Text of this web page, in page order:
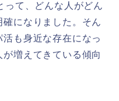
って、どんな人がどん
になりました。そん
も身近な存在になっ
増えてきている傾向